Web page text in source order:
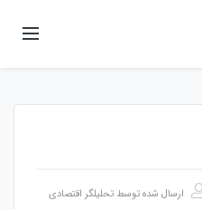
ارسال شده توسط تحلیلگر اقتصادی